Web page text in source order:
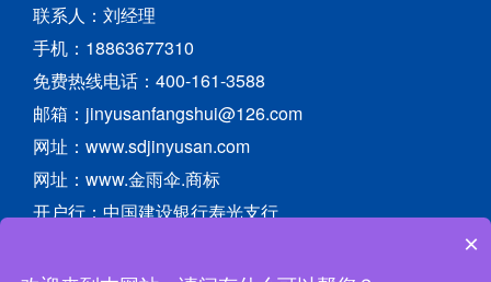
联系人：刘经理
手机：18863677310
免费热线电话：400-161-3588
邮箱：jinyusanfangshui@126.com
网址：www.sdjinyusan.com
网址：www.金雨伞.商标
开户行：中国建设银行寿光支行
×